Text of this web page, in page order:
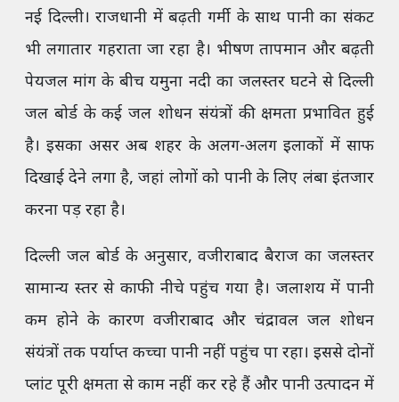
नई दिल्ली। राजधानी में बढ़ती गर्मी के साथ पानी का संकट
भी लगातार गहराता जा रहा है। भीषण तापमान और बढ़ती
पेयजल मांग के बीच यमुना नदी का जलस्तर घटने से दिल्ली
जल बोर्ड के कई जल शोधन संयंत्रों की क्षमता प्रभावित हुई
है। इसका असर अब शहर के अलग-अलग इलाकों में साफ
दिखाई देने लगा है, जहां लोगों को पानी के लिए लंबा इंतजार
करना पड़ रहा है।
दिल्ली जल बोर्ड के अनुसार, वजीराबाद बैराज का जलस्तर
सामान्य स्तर से काफी नीचे पहुंच गया है। जलाशय में पानी
कम होने के कारण वजीराबाद और चंद्रावल जल शोधन
संयंत्रों तक पर्याप्त कच्चा पानी नहीं पहुंच पा रहा। इससे दोनों
प्लांट पूरी क्षमता से काम नहीं कर रहे हैं और पानी उत्पादन में